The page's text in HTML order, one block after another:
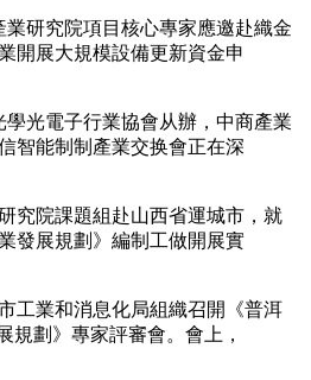
研究院項目核心專家應邀赴織金
開展大規模設備更新資金申
光電子行業協會从辦，中商產業
智能制制產業交换會正在深
院課題組赴山西省運城市，就
發展規劃》編制工做開展實
業和消息化局組織召開《普洱
規劃》專家評審會。會上，